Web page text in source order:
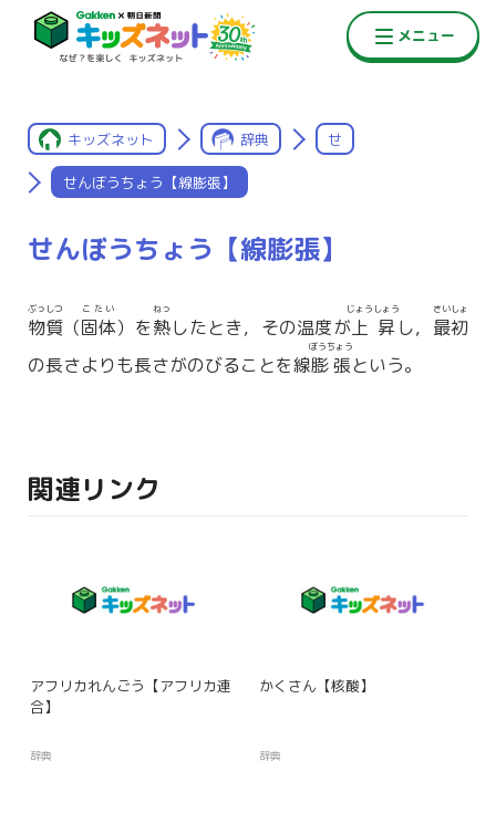
キッズネット 辞典 せ
せんぼうちょう【線膨張】
せんぼうちょう【線膨張】
物質
ぶっしつ
（固体
こたい
）を熱
ねっ
したとき，その温度が上昇
じょうしょう
し， 最初
さいしょ
の長さよりも長さがのびることを線膨張
ぼうちょう
という。
関連リンク
アフリカれんごう【アフリカ連
合】
辞典
かくさん【核酸】
辞典